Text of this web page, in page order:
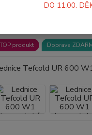
Tefcold
TOP produkt Doprava
DO 11:00.